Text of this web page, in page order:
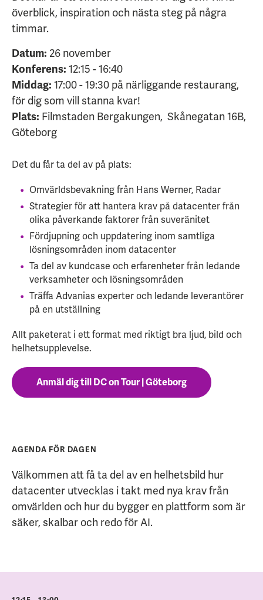
överblick, inspiration och nästa steg på några
timmar.
Datum: 26 november
Konferens: 12:15 - 16:40
Middag: 17:00 - 19:30 på närliggande restaurang,
för dig som vill stanna kvar!
Plats: Filmstaden Bergakungen, Skånegatan 16B,
Göteborg
Det du får ta del av på plats:
Omvärldsbevakning från Hans Werner, Radar
Strategier för att hantera krav på datacenter från
olika påverkande faktorer från suveränitet
Fördjupning och uppdatering inom samtliga
lösningsområden inom datacenter
Ta del av kundcase och erfarenheter från ledande
verksamheter och lösningsområden
Träffa Advanias experter och ledande leverantörer
på en utställning
Allt paketerat i ett format med riktigt bra ljud, bild och
helhetsupplevelse.
Anmäl dig till DC on Tour | Göteborg
AGENDA FÖR DAGEN
Välkommen att få ta del av en helhetsbild hur
datacenter utvecklas i takt med nya krav från
omvärlden och hur du bygger en plattform som är
säker, skalbar och redo för AI.